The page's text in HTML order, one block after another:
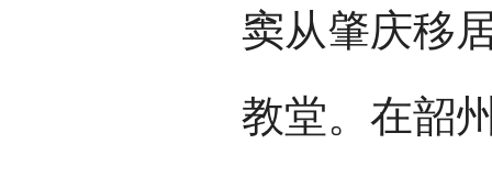
窦从肇庆移
教堂。在韶